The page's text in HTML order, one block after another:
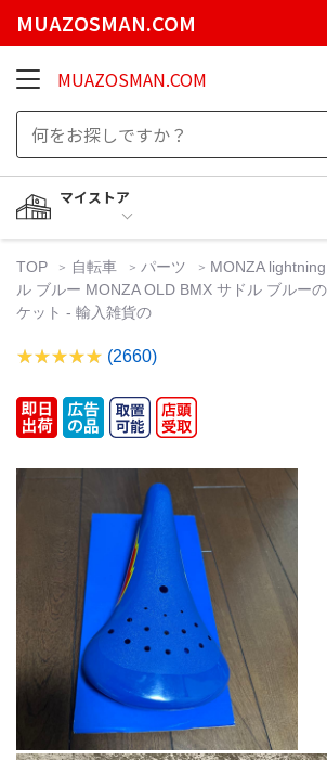
MUAZOSMAN.COM
MUAZOSMAN.COM
マイストア
TOP 自転車 パーツ
MONZA
ル ブルー MONZA OLD BMX サドル ブルー
ケット - 輸入雑貨の
(2660)